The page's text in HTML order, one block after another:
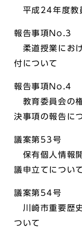
平成24年度教
報告事項No.3
柔道授業にお
付について
報告事項No.4
教育委員会の
決事項の報告に
議案第53号
保有個人情報
議申立てについ
議案第54号
川崎市重要歴
ついて